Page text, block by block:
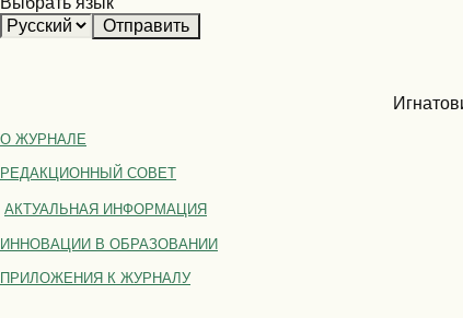
О ЖУРНАЛЕ
РЕДАКЦИОННЫЙ СОВЕТ
АКТУАЛЬНАЯ ИНФОРМАЦИЯ
ИННОВАЦИИ В ОБРАЗОВАНИИ
ПРИЛОЖЕНИЯ К ЖУРНАЛУ